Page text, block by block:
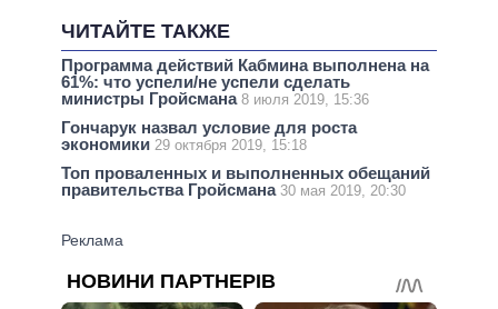
ЧИТАЙТЕ ТАКЖЕ
Программа действий Кабмина выполнена на
61%: что успели/не успели сделать
министры Гройсмана 8 июля 2019, 15:36
Гончарук назвал условие для роста
экономики 29 октября 2019, 15:18
Топ проваленных и выполненных обещаний
правительства Гройсмана 30 мая 2019, 20:30